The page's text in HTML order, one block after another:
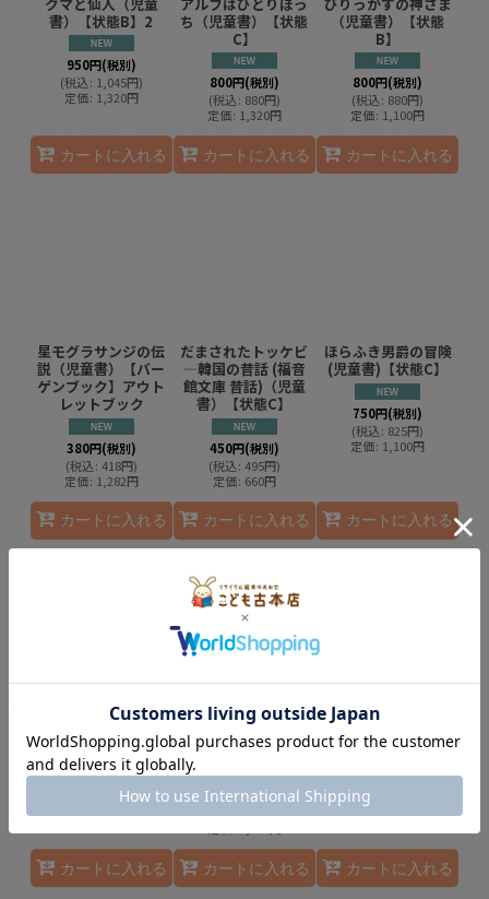
書）【状態B】2
950円(税別)
(税込: 1,045円)
定価: 1,320円
カートに入れる
ち（児童書）【状態
C】
800円(税別)
(税込: 880円)
定価: 1,320円
カートに入れる
（児童書）【状態
B】
800円(税別)
(税込: 880円)
定価: 1,100円
カートに入れる
星モグラサンジの伝
説（児童書）【バー
ゲンブック】アウト
レットブック
380円(税別)
(税込: 418円)
定価: 1,282円
カートに入れる
だまされたトッケビ
―韓国の昔話 (福音
館文庫 昔話)（児童
書）【状態C】
450円(税別)
(税込: 495円)
定価: 660円
カートに入れる
ほらふき男爵の冒険
(児童書)【状態C】
750円(税別)
(税込: 825円)
定価: 1,100円
カートに入れる
秘密の花園 (児童書)
【状態C】
1,400円(税別)
1,540円)
カートに入れる
宝さがしの子どもた
ち（児童書）【状態
A】
1,600円(税別)
(税込:1,760円)
カートに入れる
アベルの島（児童
書）【状態A】
1,000円(税別)
(税込
定価
カートに入れる